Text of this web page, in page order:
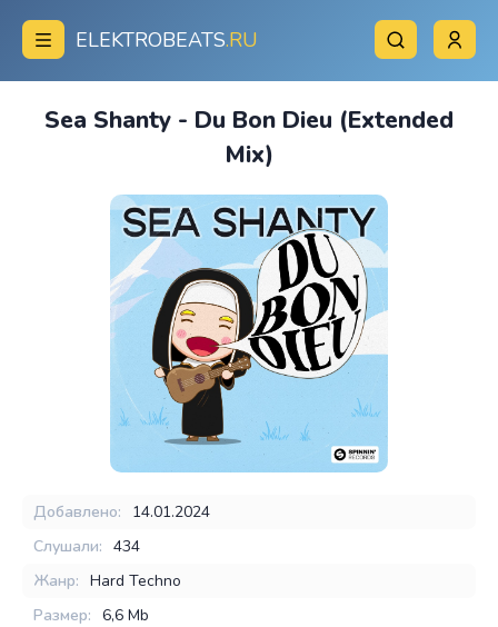
ELEKTROBEATS.RU
Sea Shanty - Du Bon Dieu (Extended
Mix)
Добавлено:
14.01.2024
Слушали: 434
Жанр: Hard Techno
Размер: 6,6 Mb